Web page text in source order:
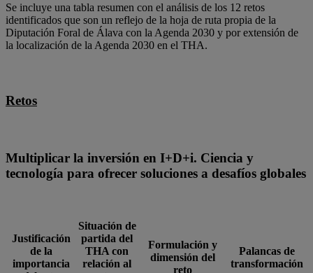
Se incluye una tabla resumen con el análisis de los 12 retos
identificados que son un reflejo de la hoja de ruta propia de la
Diputación Foral de Álava con la Agenda 2030 y por extensión de
la localización de la Agenda 2030 en el THA.
Retos
Multiplicar la inversión en I+D+i. Ciencia y
tecnología para ofrecer soluciones a desafíos globales
Justificación
de la
importancia
Situación de
partida del
THA con
relación al
Formulación y
dimensión del
reto
Palancas de
transformación